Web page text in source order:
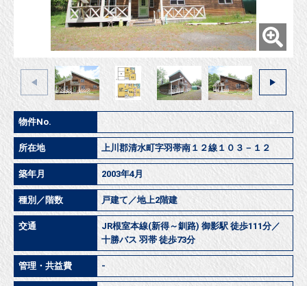
物件No.
所在地 上川郡清水町字羽帯南１２線１０３－１２
築年月 2003年4月
種別／階数 戸建て／地上2階建
交通
JR根室本線(新得～釧路) 御影駅 徒歩111分／
十勝バス 羽帯 徒歩73分
管理・共益費 -